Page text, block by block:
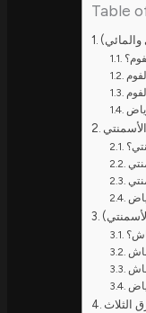
Table
والمائي)
الثلاث